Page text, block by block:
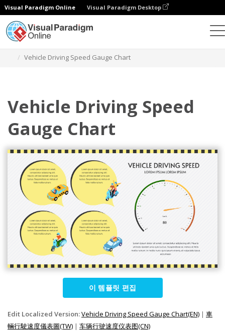
Visual Paradigm Online Visual Paradigm Desktop
Vehicle Driving Speed Gauge Chart
Vehicle Driving Speed
Gauge Chart
이 템플릿 편집
Edit Localized Version:Vehicle Driving Speed Gauge Chart(EN) | 車
輛行駛速度儀表圖(TW) | 车辆行驶速度仪表图(CN)